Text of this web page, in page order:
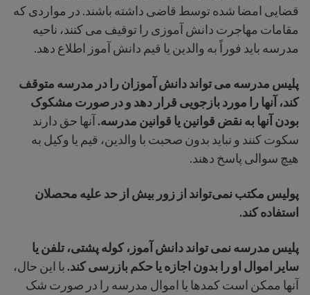
قضایی امضا شده توسط قاضی داشته باشند. در مواردی که
مقامات مهاجرت دانش آموزی را توقیف می کنند، ناحیه
مدرسه باید فوراً به والدین یا قیم دانش آموز اطلاع دهد.
پلیس مدرسه می تواند دانش آموزان را در مدرسه متوقف
کند، آنها را مورد بازجویی قرار دهد و در صورت مشکوک
بودن آنها به نقض قوانین یا قوانین مدرسه.آنها حق دارند
سکوت کنند و نباید بدون صحبت با والدین، قیم یا وکیل به
هیچ سوالی پاسخ دهند.
پولیس مکتب نمی‌تواند از زور بیش از حد علیه محصلان
استفاده کند.
پلیس مدرسه نمی تواند دانش آموز، کوله پشتی، تلفن یا
سایر اموال او را بدون اجازه یا حکم بازرسی کند.با این حال،
آنها ممکن است کمدها یا اموال مدرسه را در صورت شک